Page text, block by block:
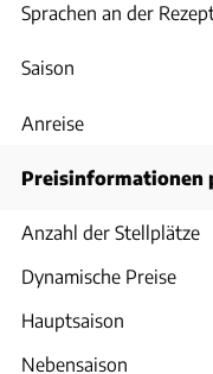
Sprachen an der
Saison
Anreise
Preisinformationen
Anzahl der Stellplätze
Dynamische Preise
Hauptsaison
Nebensaison